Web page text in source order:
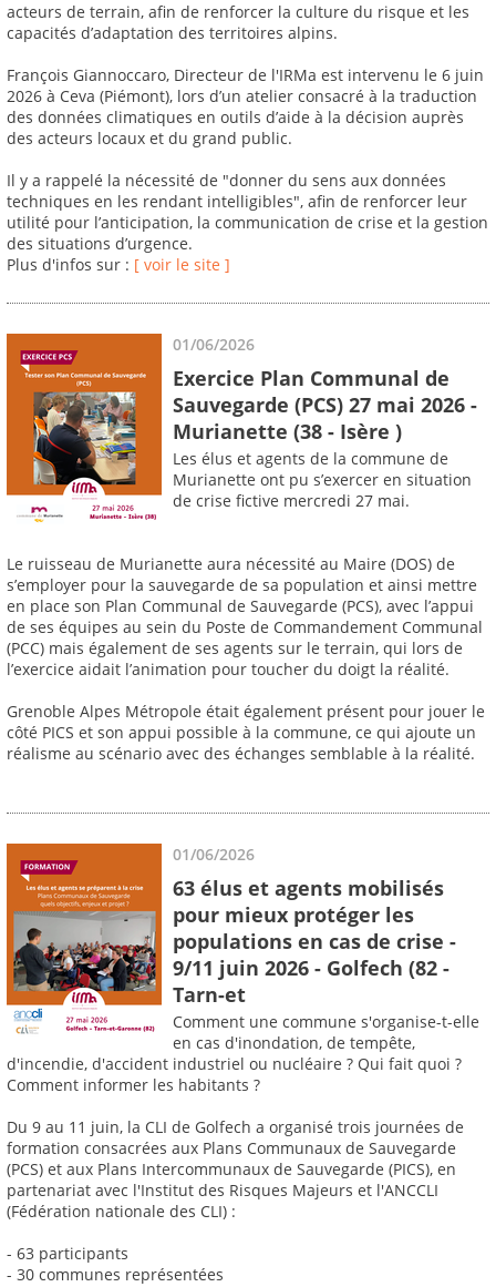
acteurs de terrain, afin de renforcer la culture du risque et les
capacités d’adaptation des territoires alpins.
François Giannoccaro, Directeur de l'IRMa est intervenu le 6 juin
2026 à Ceva (Piémont), lors d’un atelier consacré à la traduction
des données climatiques en outils d’aide à la décision auprès
des acteurs locaux et du grand public.
Il y a rappelé la nécessité de "donner du sens aux données
techniques en les rendant intelligibles", afin de renforcer leur
utilité pour l’anticipation, la communication de crise et la gestion
des situations d’urgence.
Plus d'infos sur : [ voir le site ]
01/06/2026
Exercice Plan Communal de
Sauvegarde (PCS) 27 mai 2026 -
Murianette (38 - Isère )
Les élus et agents de la commune de
Murianette ont pu s’exercer en situation
de crise fictive mercredi 27 mai.
Le ruisseau de Murianette aura nécessité au Maire (DOS) de
s’employer pour la sauvegarde de sa population et ainsi mettre
en place son Plan Communal de Sauvegarde (PCS), avec l’appui
de ses équipes au sein du Poste de Commandement Communal
(PCC) mais également de ses agents sur le terrain, qui lors de
l’exercice aidait l’animation pour toucher du doigt la réalité.
Grenoble Alpes Métropole était également présent pour jouer le
côté PICS et son appui possible à la commune, ce qui ajoute un
réalisme au scénario avec des échanges semblable à la réalité.
01/06/2026
63 élus et agents mobilisés
pour mieux protéger les
populations en cas de crise -
9/11 juin 2026 - Golfech (82 -
Tarn-et
Comment une commune s'organise-t-elle
en cas d'inondation, de tempête,
d'incendie, d'accident industriel ou nucléaire ? Qui fait quoi ?
Comment informer les habitants ?
Du 9 au 11 juin, la CLI de Golfech a organisé trois journées de
formation consacrées aux Plans Communaux de Sauvegarde
(PCS) et aux Plans Intercommunaux de Sauvegarde (PICS), en
partenariat avec l'Institut des Risques Majeurs et l'ANCCLI
(Fédération nationale des CLI) :
- 63 participants
- 30 communes représentées